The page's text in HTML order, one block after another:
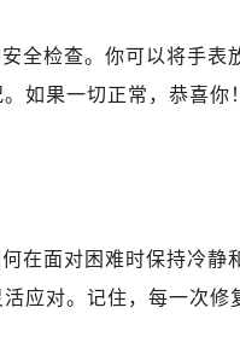
全检查。你可以将手表
如果一切正常，恭喜你！
在面对困难时保持冷静
应对。记住，每一次修